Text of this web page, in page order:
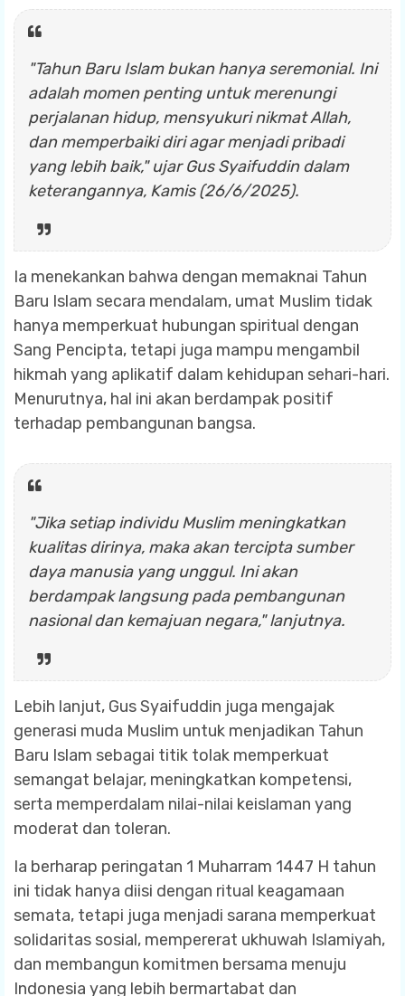
"Tahun Baru Islam bukan hanya seremonial. Ini
adalah momen penting untuk merenungi
perjalanan hidup, mensyukuri nikmat Allah,
dan memperbaiki diri agar menjadi pribadi
yang lebih baik," ujar Gus Syaifuddin dalam
keterangannya, Kamis (26/6/2025).
Ia menekankan bahwa dengan memaknai Tahun
Baru Islam secara mendalam, umat Muslim tidak
hanya memperkuat hubungan spiritual dengan
Sang Pencipta, tetapi juga mampu mengambil
hikmah yang aplikatif dalam kehidupan sehari-hari.
Menurutnya, hal ini akan berdampak positif
terhadap pembangunan bangsa.
"Jika setiap individu Muslim meningkatkan
kualitas dirinya, maka akan tercipta sumber
daya manusia yang unggul. Ini akan
berdampak langsung pada pembangunan
nasional dan kemajuan negara," lanjutnya.
Lebih lanjut, Gus Syaifuddin juga mengajak
generasi muda Muslim untuk menjadikan Tahun
Baru Islam sebagai titik tolak memperkuat
semangat belajar, meningkatkan kompetensi,
serta memperdalam nilai-nilai keislaman yang
moderat dan toleran.
Ia berharap peringatan 1 Muharram 1447 H tahun
ini tidak hanya diisi dengan ritual keagamaan
semata, tetapi juga menjadi sarana memperkuat
solidaritas sosial, mempererat ukhuwah Islamiyah,
dan membangun komitmen bersama menuju
Indonesia yang lebih bermartabat dan